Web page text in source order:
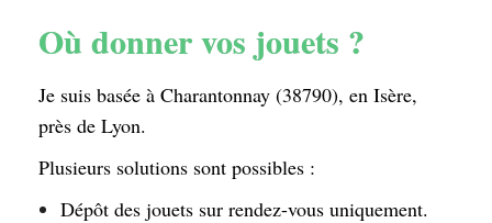
Où donner vos jouets ?
Je suis basée à Charantonnay (38790), en Isère,
près de Lyon.
Plusieurs solutions sont possibles :
Dépôt des jouets sur rendez-vous uniquement.